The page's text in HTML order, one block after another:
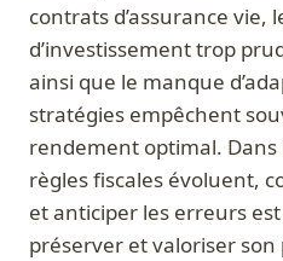
contrats d’assurance vie,
d’investissement trop
ainsi que le manque
stratégies empêchent
rendement optimal.
règles fiscales évoluent,
et anticiper les erreurs
préserver et valoriser